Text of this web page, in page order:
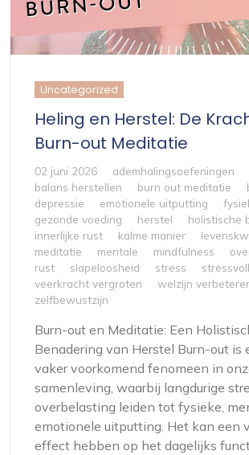
Uncategorized
Heling en Herstel: De
Burn-out Meditatie
02 juni 2026 ademhalingsoefeningen
balans herstellen
burn out meditatie
depressie
emotionele uitputting
gezonde voeding
herstel
holistische
innerlijke rust
kalme manier
meditatie
mentale mindfulness
rust
slapeloosheid stress
veerkracht vergroten
welzijn
zelfbewustzijn
Burn-out en Meditatie: Een
Benadering van Herstel Burn-out is
vaker voorkomend fenomeen in
samenleving, waarbij langdurige
overbelasting leiden tot fysieke,
emotionele uitputting. Het kan een
effect hebben op het dagelijks